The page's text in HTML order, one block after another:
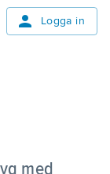
Logga in
med